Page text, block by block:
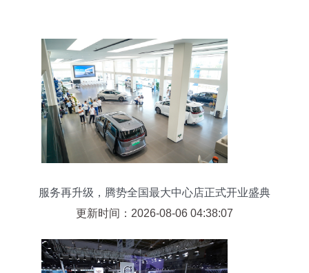
服务再升级，腾势全国最大中心店正式开业盛典
更新时间：2026-08-06 04:38:07